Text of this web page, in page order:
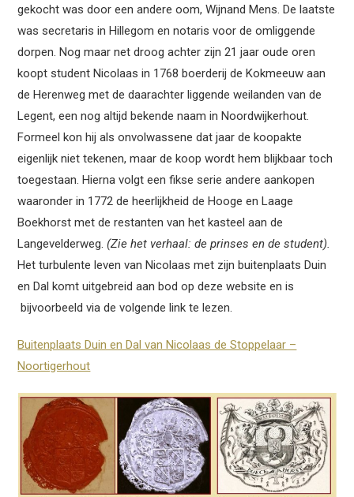
gekocht was door een andere oom, Wijnand Mens. De laatste
was secretaris in Hillegom en notaris voor de omliggende
dorpen. Nog maar net droog achter zijn 21 jaar oude oren
koopt student Nicolaas in 1768 boerderij de Kokmeeuw aan
de Herenweg met de daarachter liggende weilanden van de
Legent, een nog altijd bekende naam in Noordwijkerhout.
Formeel kon hij als onvolwassene dat jaar de koopakte
eigenlijk niet tekenen, maar de koop wordt hem blijkbaar toch
toegestaan. Hierna volgt een fikse serie andere aankopen
waaronder in 1772 de heerlijkheid de Hooge en Laage
Boekhorst met de restanten van het kasteel aan de
Langevelderweg.(Zie het verhaal: de prinses en de student).
Het turbulente leven van Nicolaas met zijn buitenplaats Duin
en Dal komt uitgebreid aan bod op deze website en is
bijvoorbeeld via de volgende link te lezen.
Buitenplaats Duin en Dal van Nicolaas de Stoppelaar –
Noortigerhout